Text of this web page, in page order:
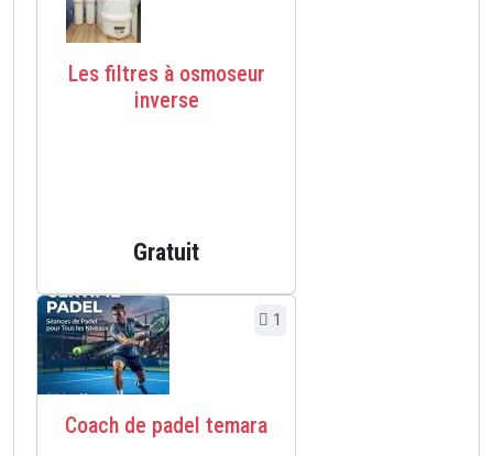
Les filtres à osmoseur
inverse
Gratuit
1
Coach de padel temara